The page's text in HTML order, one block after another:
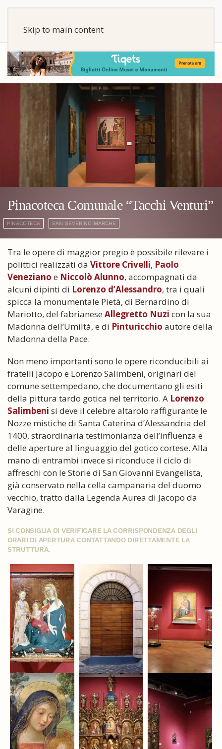
Skip to main content
Pinacoteca Comunale “Tacchi Venturi”
PINACOTECA SAN SEVERINO MARCHE
Tra le opere di maggior pregio è possibile rilevare i
polittici realizzati da Vittore Crivelli, Paolo
Veneziano e Niccolò Alunno, accompagnati da
alcuni dipinti di Lorenzo d’Alessandro, tra i quali
spicca la monumentale Pietà, di Bernardino di
Mariotto, del fabrianese Allegretto Nuzi con la sua
Madonna dell’Umiltà, e di Pinturicchio autore della
Madonna della Pace.
Non meno importanti sono le opere riconducibili ai
fratelli Jacopo e Lorenzo Salimbeni, originari del
comune settempedano, che documentano gli esiti
della pittura tardo gotica nel territorio. A Lorenzo
Salimbeni si deve il celebre altarolo raffigurante le
Nozze mistiche di Santa Caterina d’Alessandria del
1400, straordinaria testimonianza dell’influenza e
delle aperture al linguaggio del gotico cortese. Alla
mano di entrambi invece si riconduce il ciclo di
affreschi con le Storie di San Giovanni Evangelista,
già conservato nella cella campanaria del duomo
vecchio, tratto dalla Legenda Aurea di Jacopo da
Varagine.
SI CONSIGLIA DI VERIFICARE LA CORRISPONDENZA DEGLI
ORARI DI APERTURA CONTATTANDO DIRETTAMENTE LA
STRUTTURA.